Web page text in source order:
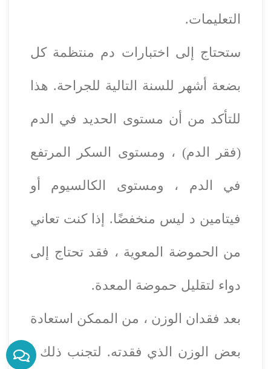
التعليمات.
ستحتاج إلى اختبارات دم منتظمة كل
بضعة أشهر للسنة التالية للجراحة. هذا
للتأكد من أن مستوى الحديد في الدم
(فقر الدم) ، ومستوى السكر المرتفع
في الدم ، ومستوى الكالسيوم أو
فيتامين د ليس منخفضًا. إذا كنت تعاني
من الحموضة المعوية ، فقد تحتاج إلى
دواء لتقليل حموضة المعدة.
بعد فقدان الوزن ، من الممكن استعادة
بعض الوزن الذي فقدته. لتجنب ذلك ،